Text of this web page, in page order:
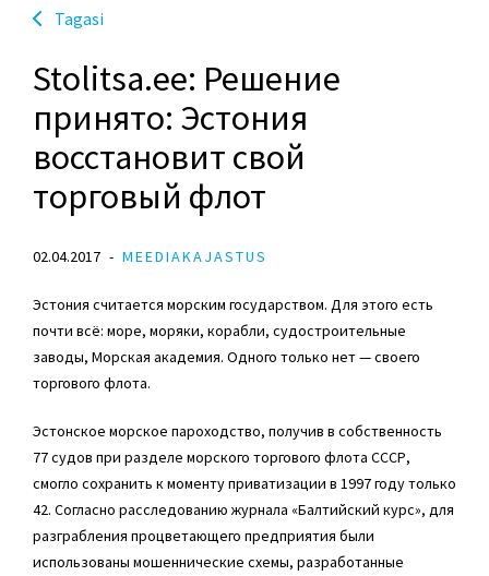
Tagasi
Stolitsa.ee: Решение
принято: Эстония
восстановит свой
торговый флот
02.04.2017 MEEDIAKAJASTUS
Эстония считается морским государством. Для этого есть
почти всё: море, моряки, корабли, судостроительные
заводы, Морская академия. Одного только нет — своего
торгового флота.
Эстонское морское пароходство, получив в собственность
77 судов при разделе морского торгового флота СССР,
смогло сохранить к моменту приватизации в 1997 году только
42. Согласно расследованию журнала «Балтийский курс», для
разграбления процветающего предприятия были
использованы мошеннические схемы, разработанные